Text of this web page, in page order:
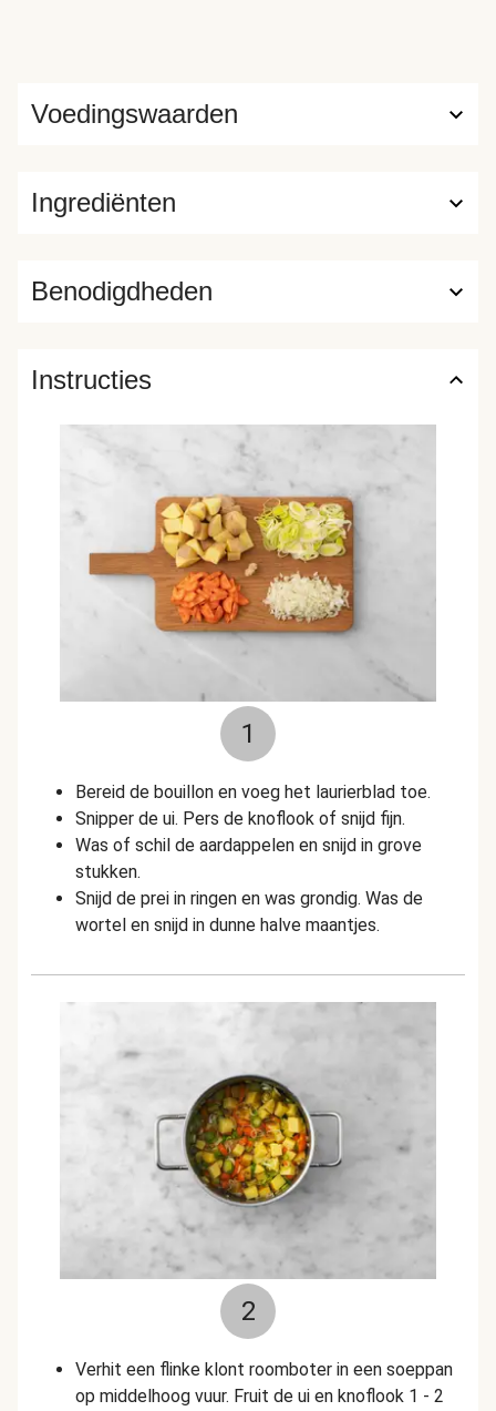
Ingrediënten
Voedingswaarden
Benodigdheden
Instructies
1
Bereid de bouillon en voeg het laurierblad toe.
Snipper de ui. Pers de knoflook of snijd fijn.
Was of schil de aardappelen en snijd in grove
stukken.
Snijd de prei in ringen en was grondig. Was de
wortel en snijd in dunne halve maantjes.
2
Verhit een flinke klont roomboter in een soeppan
op middelhoog vuur. Fruit de ui en knoflook 1 - 2